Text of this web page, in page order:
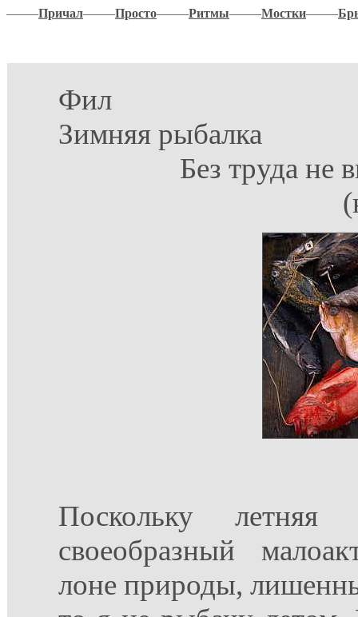
–––––Причал–––––Просто–––––Ритмы–––––Мостки–––––
Фил
Зимняя рыбалка
Без труда не
Поскольку
своеобразный
лоне природы,